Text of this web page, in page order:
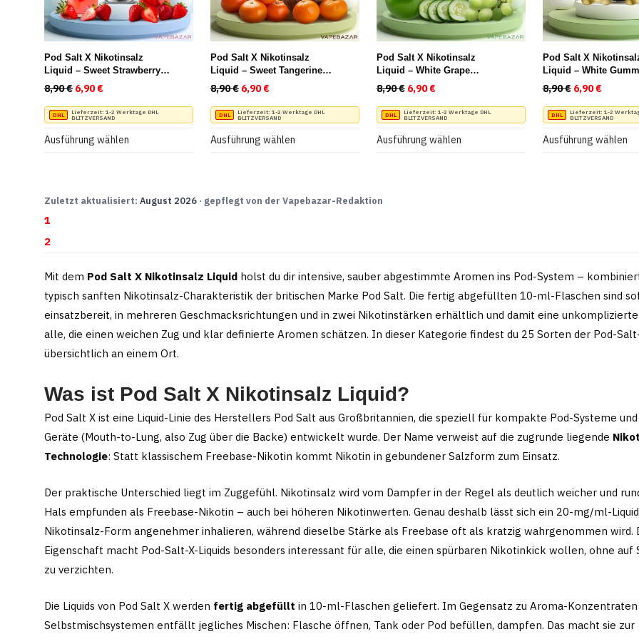
auf
der
gewählt
werden
auf
der
gewählt
werden
auf
der
gewählt
werden
auf
der
gewählt
werden
Pod Salt X Nikotinsalz
Liquid – Sweet Strawberry
Lemonade
8,90€ Ursprünglicher Preis war: 8,90 €
6,90€ Aktueller Preis ist: 6,90 €.
Lieferzeit: 1-2 Werktage DHL
BLITZVERSAND
Ausführung wählen
Dieses
Produkt
können
auf
der
Produktseite
gewählt
Pod Salt X Nikotinsalz
Liquid – Sweet Tangerine
Coconut
8,90€ Ursprünglicher Preis war: 8,90 €
6,90€Aktueller Preis ist: 6,90 €.
Lieferzeit: 1-2 Werktage DHL
BLITZVERSAND
Ausführung wählen
Dieses
Produkt
können
auf
der
Produktseite
Pod Salt X Nikotinsalz
Liquid – White Grape
Cucumber Apple
8,90€ Ursprünglicher Preis war: 8,90 €
6,90€Aktueller Preis ist: 6,90 €.
Lieferzeit: 1-2 Werktage DHL
BLITZVERSAND
Ausführung wählen
Dieses
Produkt
können
auf
der
Produktseite
Pod Salt X
Liquid – White
8,90€ 6,90€
Lieferzeit: 1-2
BLITZVERSAND
Ausführung wählen
Dieses
Produkt
können
auf
der
Produktseite
Zuletzt aktualisiert: August 2026 · gepflegt von der Vapebazar-Redaktion
1
2
Mit dem Pod Salt X Nikotinsalz Liquid holst du dir intensive, sauber abgestimmte Aromen ins Pod-System –
typisch sanften Nikotinsalz-Charakteristik der britischen Marke Pod Salt. Die fertig abgefüllten 10-ml-Flaschen sind
einsatzbereit, in mehreren Geschmacksrichtungen und in zwei Nikotinstärken erhältlich und damit eine
alle, die einen weichen Zug und klar definierte Aromen schätzen. In dieser Kategorie findest du 25 Sorten der Pod-
übersichtlich an einem Ort.
Was ist Pod Salt X Nikotinsalz Liquid?
Pod Salt X ist eine Liquid-Linie des Herstellers Pod Salt aus Großbritannien, die speziell für kompakte Pod-Systeme und
Geräte (Mouth-to-Lung, also Zug über die Backe) entwickelt wurde. Der Name verweist auf die zugrunde liegende
Technologie: Statt klassischem Freebase-Nikotin kommt Nikotin in gebundener Salzform zum Einsatz.
Der praktische Unterschied liegt im Zuggefühl. Nikotinsalz wird vom Dampfer in der Regel als deutlich weicher und
Hals empfunden als Freebase-Nikotin – auch bei höheren Nikotinwerten. Genau deshalb lässt sich ein 20-mg/ml-
Nikotinsalz-Form angenehmer inhalieren, während dieselbe Stärke als Freebase oft als kratzig wahrgenommen wird.
Eigenschaft macht Pod-Salt-X-Liquids besonders interessant für alle, die einen spürbaren Nikotinkick wollen, ohne auf
zu verzichten.
Die Liquids von Pod Salt X werden fertig abgefüllt in 10-ml-Flaschen geliefert. Im Gegensatz zu Aroma-
Selbstmischsystemen entfällt jegliches Mischen: Flasche öffnen, Tank oder Pod befüllen, dampfen. Das macht sie zur